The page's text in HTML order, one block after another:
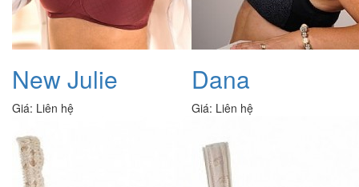
New Julie
Giá: Liên hệ
Dana
Giá: Liên hệ